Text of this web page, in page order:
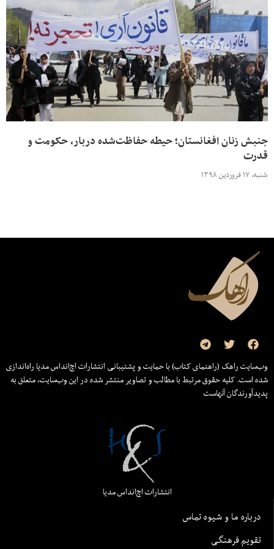
جنبش زنان افغانستان؛ حیطه‌ حفاظت‌شده‌ دربار، حکومت و
قدرت
شنبه، ۱۷ فروردین ۱۳۹۸
وب‌سایت راهک (راهنمای کتاب) با حمایت و پشتیبانی انتشارات اچ‌اند‌اس مدیا راه‌اندازی
شده است. کلیه حقوق مرتبط با مطالب و تصاویر منتشر شده در این وب‌سایت، متعلق به
پدیدآورندگان آنهاست
انتشارات اچ‌اند‌اس مدیا
درباره ما و شیوه تماس
تقویم فرهنگی